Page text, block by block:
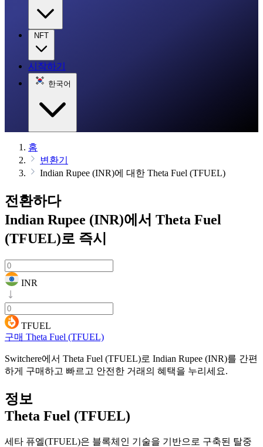
NFT
시작하기
한국어
홈
변환기
Indian Rupee (INR)에 대한 Theta Fuel (TFUEL)
전환하다
Indian Rupee (INR)에서 Theta Fuel
(TFUEL)로 즉시
INR
TFUEL
구매 Theta Fuel (TFUEL)
Switchere에서 Theta Fuel (TFUEL)로 Indian Rupee (INR)를 간편
하게 구매하고 빠르고 안전한 거래의 혜택을 누리세요.
정보
Theta Fuel (TFUEL)
세타 퓨엘(TFUEL)은 블록체인 기술을 기반으로 구축된 탈중